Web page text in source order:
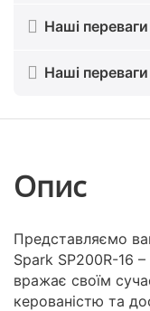
Наші переваги
Наші переваги
Опис
Представляємо
Spark SP200R-16
вражає своїм
керованістю та